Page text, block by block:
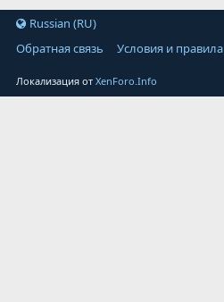
Russian (RU)
Обратная связь
Условия и правила
Локализация отXenForo.Info